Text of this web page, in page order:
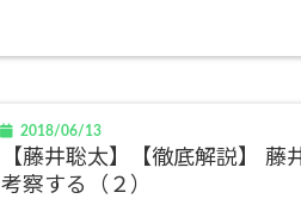
2018/06/13
【藤井聡太】【徹底解説】 藤
考察する（２）